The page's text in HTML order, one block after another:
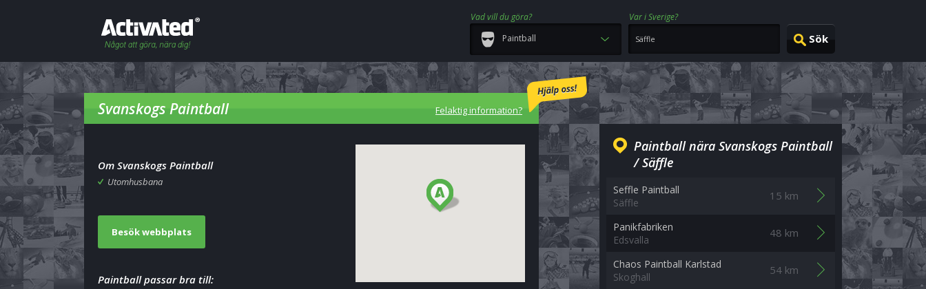
Vad vill du göra?
Var i Sverige?
Paintball
Svanskogs Paintball Felaktig information?
Om Svanskogs Paintball
Utomhusbana
Besök webbplats
Paintball passar bra till:
Paintball nära Svanskogs Paintball
/ Säffle
Seffle Paintball
Säffle
15 km
Panikfabriken
Edsvalla
48 km
Chaos Paintball Karlstad
Skoghall
54 km